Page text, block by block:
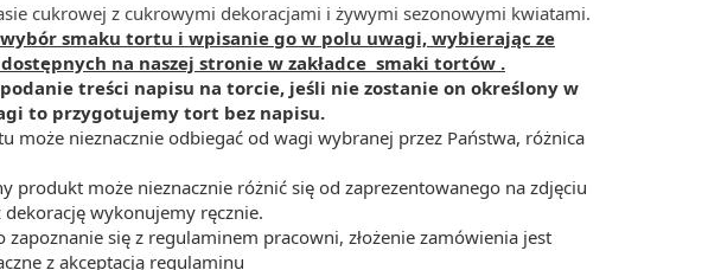
cukrowej z cukrowymi dekoracjami i żywymi sezonowymi kwiatami.
wybór smaku tortu i wpisanie go w polu uwagi, wybierając ze
na naszej stronie w zakładce smaki tortów .
podanie treści napisu na torcie, jeśli nie zostanie on określony w
to przygotujemy tort bez napisu.
może nieznacznie odbiegać od wagi wybranej przez Państwa, różnica
produkt może nieznacznie różnić się od zaprezentowanego na zdjęciu
dekorację wykonujemy ręcznie.
zapoznanie się z regulaminem pracowni, złożenie zamówienia jest
z akceptacją regulaminu